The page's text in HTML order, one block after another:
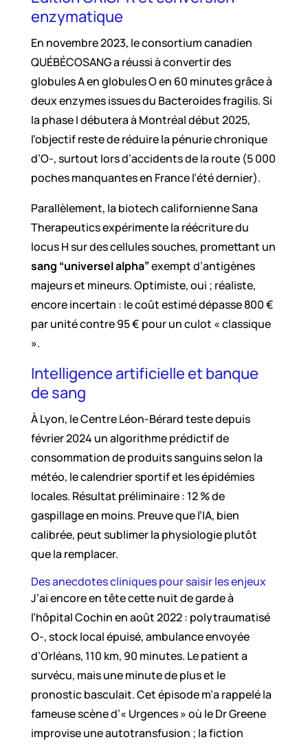
enzymatique
En novembre 2023, le consortium canadien
QUÉBÉCOSANG a réussi à convertir des
globules A en globules O en 60 minutes grâce à
deux enzymes issues du Bacteroides fragilis. Si
la phase I débutera à Montréal début 2025,
l’objectif reste de réduire la pénurie chronique
d’O-, surtout lors d’accidents de la route (5 000
poches manquantes en France l’été dernier).
Parallèlement, la biotech californienne Sana
Therapeutics expérimente la réécriture du
locus H sur des cellules souches, promettant un
sang “universel alpha”exempt d’antigènes
majeurs et mineurs. Optimiste, oui ; réaliste,
encore incertain : le coût estimé dépasse 800 €
par unité contre 95 € pour un culot « classique
».
Intelligence artificielle et banque
de sang
À Lyon, le Centre Léon-Bérard teste depuis
février 2024 un algorithme prédictif de
consommation de produits sanguins selon la
météo, le calendrier sportif et les épidémies
locales. Résultat préliminaire : 12 % de
gaspillage en moins. Preuve que l’IA, bien
calibrée, peut sublimer la physiologie plutôt
que la remplacer.
Des anecdotes cliniques pour saisir les enjeux
J’ai encore en tête cette nuit de garde à
l’hôpital Cochin en août 2022 : polytraumatisé
O-, stock local épuisé, ambulance envoyée
d’Orléans, 110 km, 90 minutes. Le patient a
survécu, mais une minute de plus et le
pronostic basculait. Cet épisode m’a rappelé la
fameuse scène d’« Urgences » où le Dr Greene
improvise une autotransfusion ; la fiction